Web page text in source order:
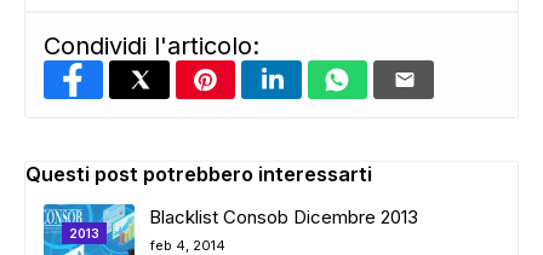
Condividi l'articolo:
Questi post potrebbero interessarti
2013
Blacklist Consob Dicembre 2013
feb 4, 2014